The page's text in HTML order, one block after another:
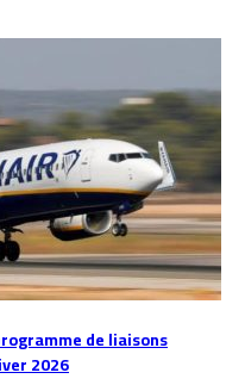
de liaisons
2026